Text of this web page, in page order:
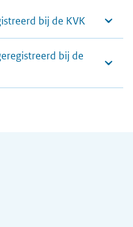
bij de KVK
bij de